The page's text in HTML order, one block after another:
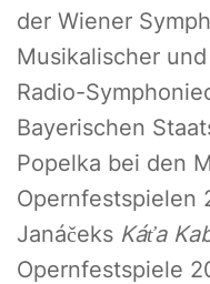
der Wiener
Musikalischer
Radio-
Bayerischen
Popelka bei den
Opernfestspielen
Janáčeks Káťa
Opernfestspiele